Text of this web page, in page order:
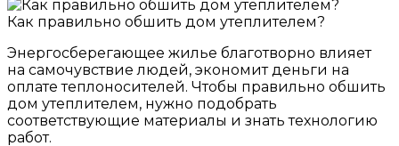
Как правильно обшить дом утеплителем?
Энергосберегающее жилье благотворно влияет
на самочувствие людей, экономит деньги на
оплате теплоносителей. Чтобы правильно обшить
дом утеплителем, нужно подобрать
соответствующие материалы и знать технологию
работ.